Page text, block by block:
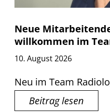
Neue
willkommen im
10. August 2026
Neu im Team
Beitrag lesen